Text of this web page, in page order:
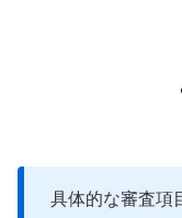
具体的な審査項